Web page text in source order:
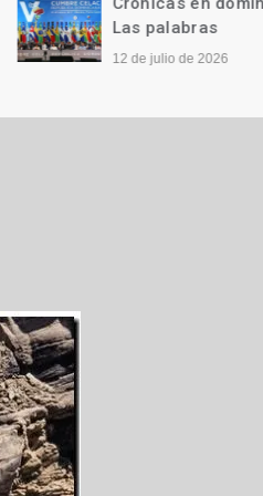
Las palabras
12 de julio de 2026